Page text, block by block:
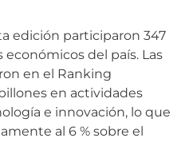
edición participaron 347
económicos del país. Las
en el Ranking
en actividades
e innovación, lo que
al 6 % sobre el